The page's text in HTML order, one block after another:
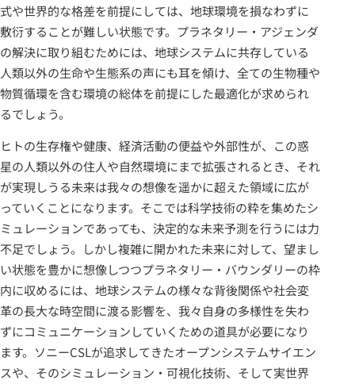
式や世界的な格差を前提にしては、地球環境を損なわずに
敷衍することが難しい状態です。プラネタリー・アジェンダ
の解決に取り組むためには、地球システムに共存している
人類以外の生命や生態系の声にも耳を傾け、全ての生物種や
物質循環を含む環境の総体を前提にした最適化が求められ
るでしょう。
ヒトの生存権や健康、経済活動の便益や外部性が、この惑
星の人類以外の住人や自然環境にまで拡張されるとき、それ
が実現しうる未来は我々の想像を遥かに超えた領域に広が
っていくことになります。そこでは科学技術の粋を集めたシ
ミュレーションであっても、決定的な未来予測を行うには力
不足でしょう。しかし複雑に開かれた未来に対して、望まし
い状態を豊かに想像しつつプラネタリー・バウンダリーの枠
内に収めるには、地球システムの様々な背後関係や社会変
革の長大な時空間に渡る影響を、我々自身の多様性を失わ
ずにコミュニケーションしていくための道具が必要になり
ます。ソニーCSLが追求してきたオープンシステムサイエン
スや、そのシミュレーション・可視化技術、そして実世界